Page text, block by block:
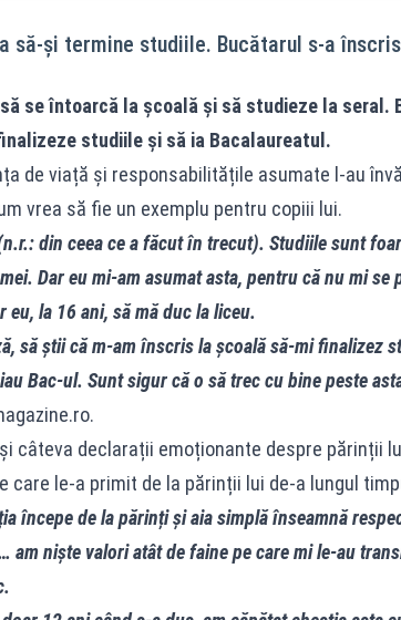
să-și termine studiile. Bucătarul s-a
se întoarcă la școală și să studieze la seral.
studiile și să ia Bacalaureatul.
de viață și responsabilitățile asumate l-au
vrea să fie un exemplu pentru copiii lui.
din ceea ce a făcut în trecut). Studiile sunt
Dar eu mi-am asumat asta, pentru că nu mi se
eu, la 16 ani, să mă duc la liceu.
să știi că m-am înscris la școală să-mi finalizez
Bac-ul. Sunt sigur că o să trec cu bine peste
câteva declarații emoționante despre părinții
care le-a primit de la părinții lui de-a lungul
începe de la părinți și aia simplă înseamnă
am niște valori atât de faine pe care mi le-au